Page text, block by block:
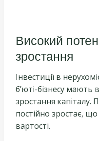
Високий
зростання
Інвестиції в
б’юті-бізнесу мають
зростання капіталу.
постійно зростає,
вартості.